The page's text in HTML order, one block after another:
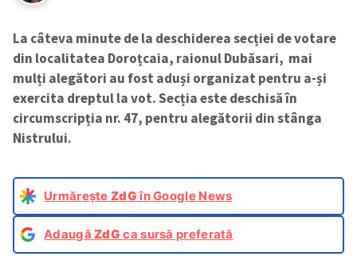
La câteva minute de la deschiderea secției de votare
din localitatea Doroțcaia, raionul Dubăsari, mai
mulți alegători au fost aduși organizat pentru a-și
exercita dreptul la vot. Secția este deschisă în
circumscripția nr. 47, pentru alegătorii din stânga
Nistrului.
Urmărește ZdGîn Google News
AdaugăZdG ca sursă preferată